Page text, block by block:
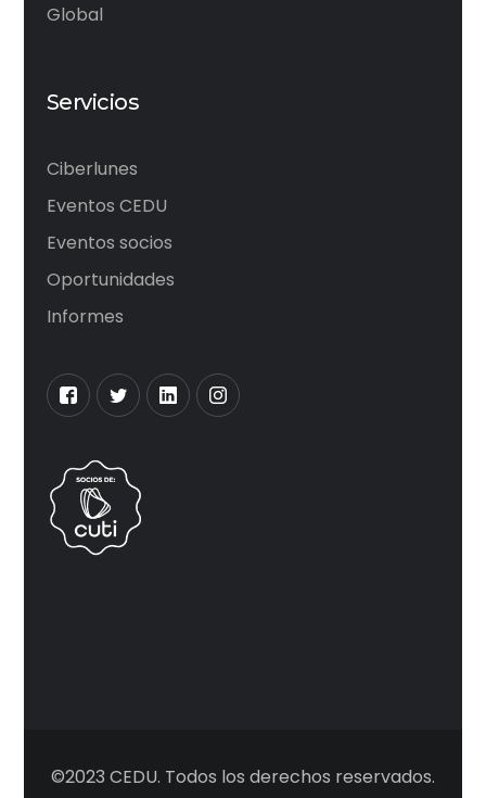
Global
Servicios
Ciberlunes
Eventos CEDU
Eventos socios
Oportunidades
Informes
©2023 CEDU. Todos los derechos reservados.